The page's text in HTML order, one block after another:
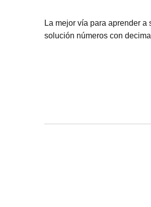
La mejor vía para aprender
solución números con